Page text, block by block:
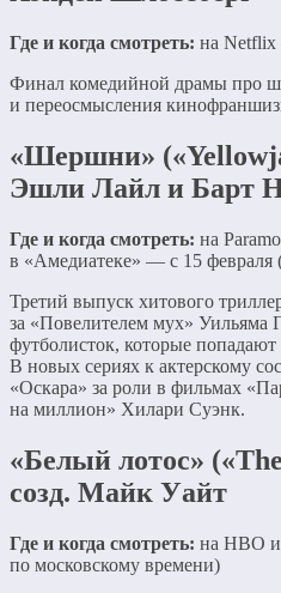
Где и когда смотреть: на Netflix
Финал комедийной драмы про
и переосмысления
«Шершни»
Эшли Лайл и Барт
Где и когда смотреть: на
в «Амедиатеке» — с 15 февраля
Третий выпуск хитового
за «Повелителем мух»
футболисток, которые
В новых сериях к актерскому
«Оскара» за роли в фильмах
на миллион» Хилари Суэнк.
«Белый лотос»
созд. Майк Уайт
Где и когда смотреть: на HBO
по московскому времени)